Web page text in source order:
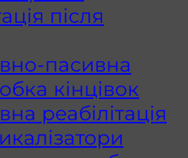
після
пасивна
кінцівок
реабілітація